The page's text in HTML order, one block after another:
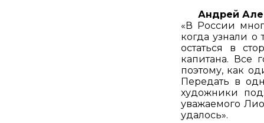
Андрей
«В России
когда узнали о
остаться в
капитана. Все
поэтому, как
Передать в
художники
уважаемого
удалось».